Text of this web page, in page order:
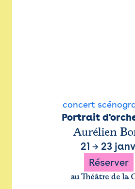
concert
Portrait
Aurélien
21 → 23
Réserver
au Théâtre de la